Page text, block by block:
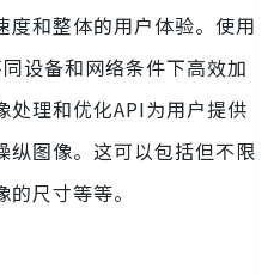
度和整体的用户体验。使用
设备和网络条件下高效加
处理和优化API为用户提供
纵图像。这可以包括但不限
尺寸等等。